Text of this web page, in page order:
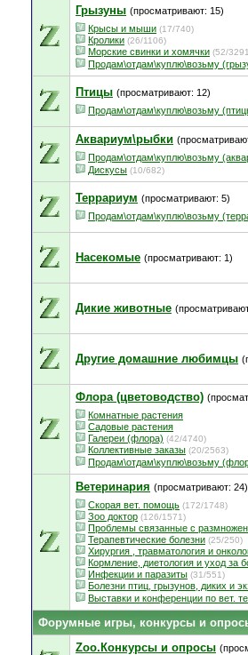
Грызуны (просматривают: 15)
Крысы и мыши (17/740)
Кролики (26/1106)
Морские свинки и хомячки (52/
Продам\отдам\куплю\возьму
Птицы (просматривают: 12)
Продам\отдам\куплю\возьму
Аквариум\рыбки
Продам\отдам\куплю\возьму
Дискусы (10/682)
Террариум (просматривают: 5)
Продам\отдам\куплю\возьму
Насекомые (просматривают: 1)
Дикие животные
Другие домашние любимцы
Флора (цветоводство)
Комнатные растения
Садовые растения
Галереи (флора) (42/4740)
Коллективные заказы (20/2563)
Продам\отдам\куплю\возьму
Ветеринария (просматривают: 24)
Скорая вет. помощь (172/1748)
Зоо доктор (126/1571)
Проблемы связанные с
Терапевтические болезни (25/250)
Хирургия , травматология и
Кормление, диетология и уход за
Инфекции и паразиты (31/551)
Болезни птиц, грызунов, диких и
Выставки и конференции по вет.
Форумные игры, конкурсы и
Zoo.Конкурсы и опросы